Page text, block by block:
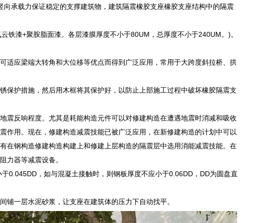
承载力保证稳定的支撑建筑物，建筑隔震橡胶支座橡胶支座结构中的隔震
铁漆+聚胺脂面漆。各层漆膜厚度不小于80UM，总厚度不小于240UM。)。
适应梁端大转角和大位移等优点而得到广泛应用，常用于大跨度斜拉桥、拱
保护措施，然后用木框将其保护好，以防止上部施工过程中破坏橡胶隔震支
反响程度。尤其是耗能构造元件可以对修建构造在遭遇地震时消减和吸收
用。现在，修建构造减震技能已被广泛应用，在新修建构造的计划中可以
在钢构造修建构造构建上和修建上层构造的隔震层中选用消能减震技能。在
力器等减震设备。
0.045DD，如与混凝土接触时，则钢板厚度不应小于0.06DD，DD为圆盘直
一层水泥砂浆，让支座在建筑体的压力下自动找平。